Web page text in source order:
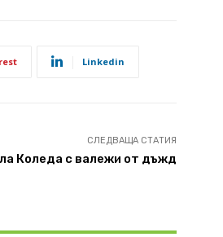
Linkedin
СЛЕДВАЩА СТАТИЯ
Коледа с валежи от дъжд